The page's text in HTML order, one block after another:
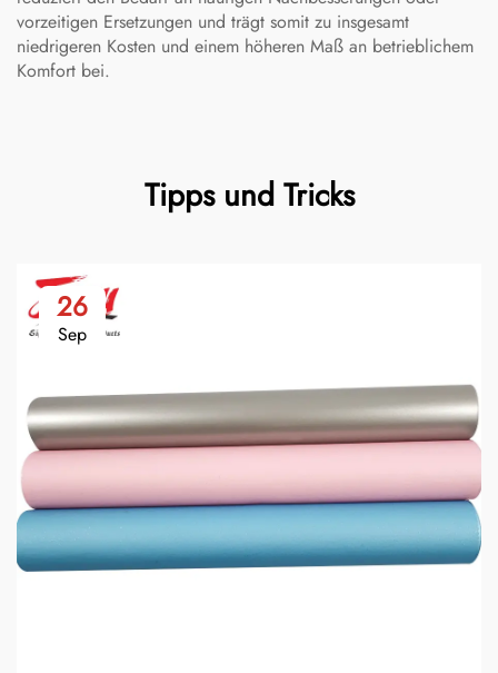
vorzeitigen Ersetzungen und trägt somit zu insgesamt
niedrigeren Kosten und einem höheren Maß an betrieblichem
Komfort bei.
Tipps und Tricks
26
Sep